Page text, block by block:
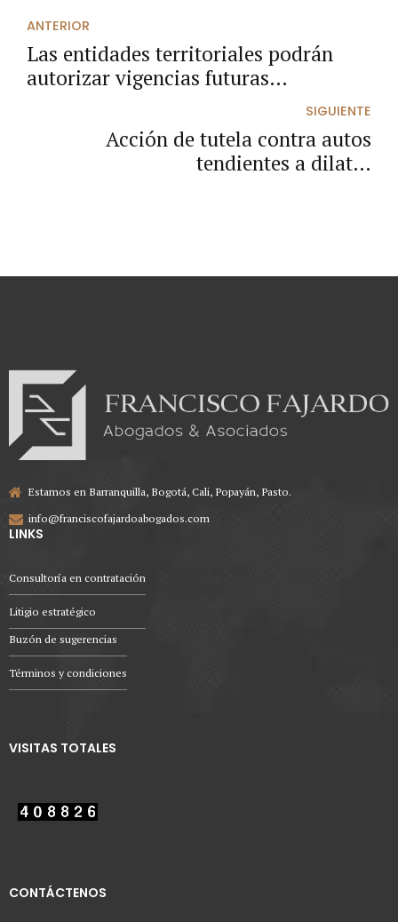
ANTERIOR
Las entidades territoriales podrán
autorizar vigencias futuras
SIGUIENTE
Acción de tutela contra autos
tendientes a dilatar
Estamos en Barranquilla, Bogotá, Cali, Popayán, Pasto.
info@franciscofajardoabogados.com
LINKS
Consultoría en contratación
Litigio estratégico
Buzón de sugerencias
Términos y condiciones
VISITAS TOTALES
CONTÁCTENOS